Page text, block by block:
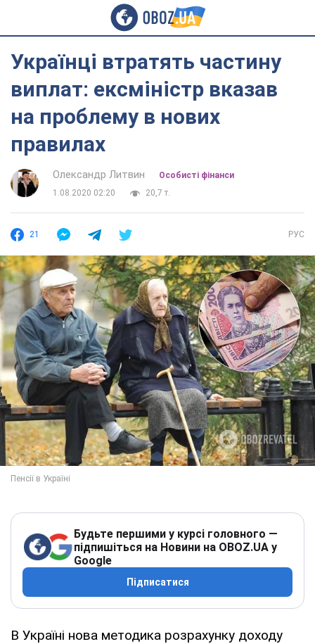
Українці втратять частину
виплат: ексміністр вказав
на проблему в нових
правилах
Олександр Литвин
Особисті фінанси
1.08.2020 02:20
20,7 т.
21 РУС
Будьте першими у курсі головного —
підпишіться на Новини на OBOZ.UA у
Google
Підписатися
В Україні нова методика розрахунку доходу